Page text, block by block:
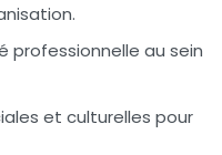
professionnelle au sein
et culturelles pour